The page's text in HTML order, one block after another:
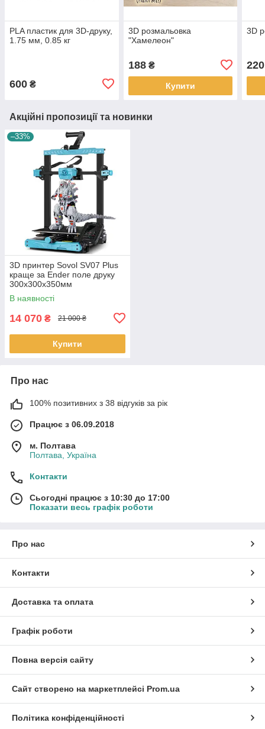
PLA пластик для 3D-друку,
1.75 мм, 0.85 кг
600 ₴
3D розмальовка
"Хамелеон"
188₴
Купити
3D
220
Акційні пропозиції та новинки
–33%
3D принтер Sovol SV07 Plus
краще за Ender поле друку
300х300х350мм
В наявності
14 070 ₴ 21 000 ₴
Купити
Про нас
100% позитивних з 38 відгуків за рік
Працює з 06.09.2018
м. Полтава
Полтава, Україна
Контакти
Сьогодні працює з 10:30 до 17:00
Показати весь графік роботи
Про нас
Контакти
Доставка та оплата
Графік роботи
Повна версія сайту
Сайт створено на маркетплейсі Prom.ua
Політика конфіденційності